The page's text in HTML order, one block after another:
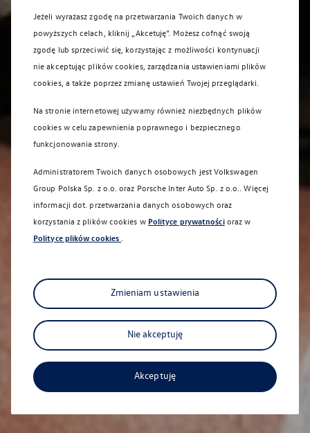
Jeżeli wyrażasz zgodę na przetwarzania Twoich danych w
powyższych celach, kliknij „Akcetuję”. Możesz cofnąć swoją
zgodę lub sprzeciwić się, korzystając z możliwości kontynuacji
nie akceptując plików cookies, zarządzania ustawieniami plików
cookies, a także poprzez zmianę ustawień Twojej przeglądarki.
Na stronie internetowej używamy również niezbędnych plików
cookies w celu zapewnienia poprawnego i bezpiecznego
funkcjonowania strony.
Administratorem Twoich danych osobowych jest Volkswagen
Group Polska Sp. z o.o. oraz Porsche Inter Auto Sp. z o.o.. Więcej
informacji dot. przetwarzania danych osobowych oraz
korzystania z plików cookies w Polityce prywatnościoraz w
Polityce plików cookies .
Zmieniam ustawienia
Nie akceptuję
Akceptuję